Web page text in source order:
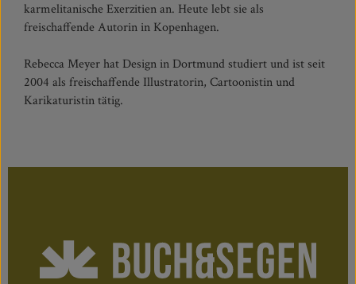
karmelitanische Exerzitien an. Heute lebt sie als
freischaffende Autorin in Kopenhagen.
Rebecca Meyer hat Design in Dortmund studiert und ist seit
2004 als freischaffende Illustratorin, Cartoonistin und
Karikaturistin tätig.